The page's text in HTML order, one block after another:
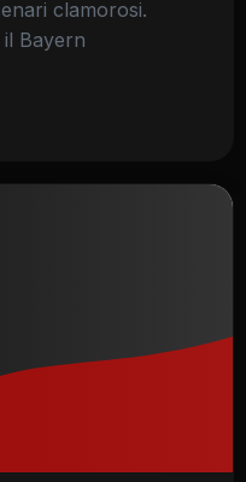
clamorosi.
il Bayern